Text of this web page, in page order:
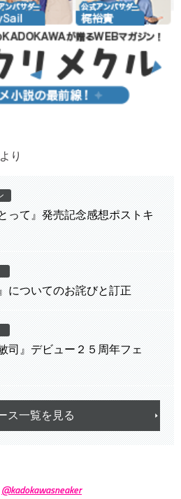
り
って』発売記念感想ポストキ
についてのお詫びと訂正
司』デビュー２５周年フェ
ス一覧を見る
@kadokawasneaker